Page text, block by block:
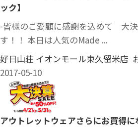
ック】
-皆様のご愛顧に感謝を込めて 大
す！！ 本日は人気のMade ...
好日山荘 イオンモール東久留米店
2017-05-10
アウトレットウェアさらにお買得